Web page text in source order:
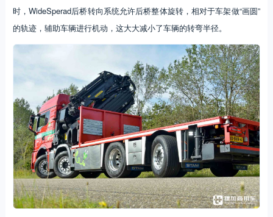
时，WideSperad后桥转向系统允许后桥整体旋转，相对于车架做“画圆”
的轨迹，辅助车辆进行机动，这大大减小了车辆的转弯半径。